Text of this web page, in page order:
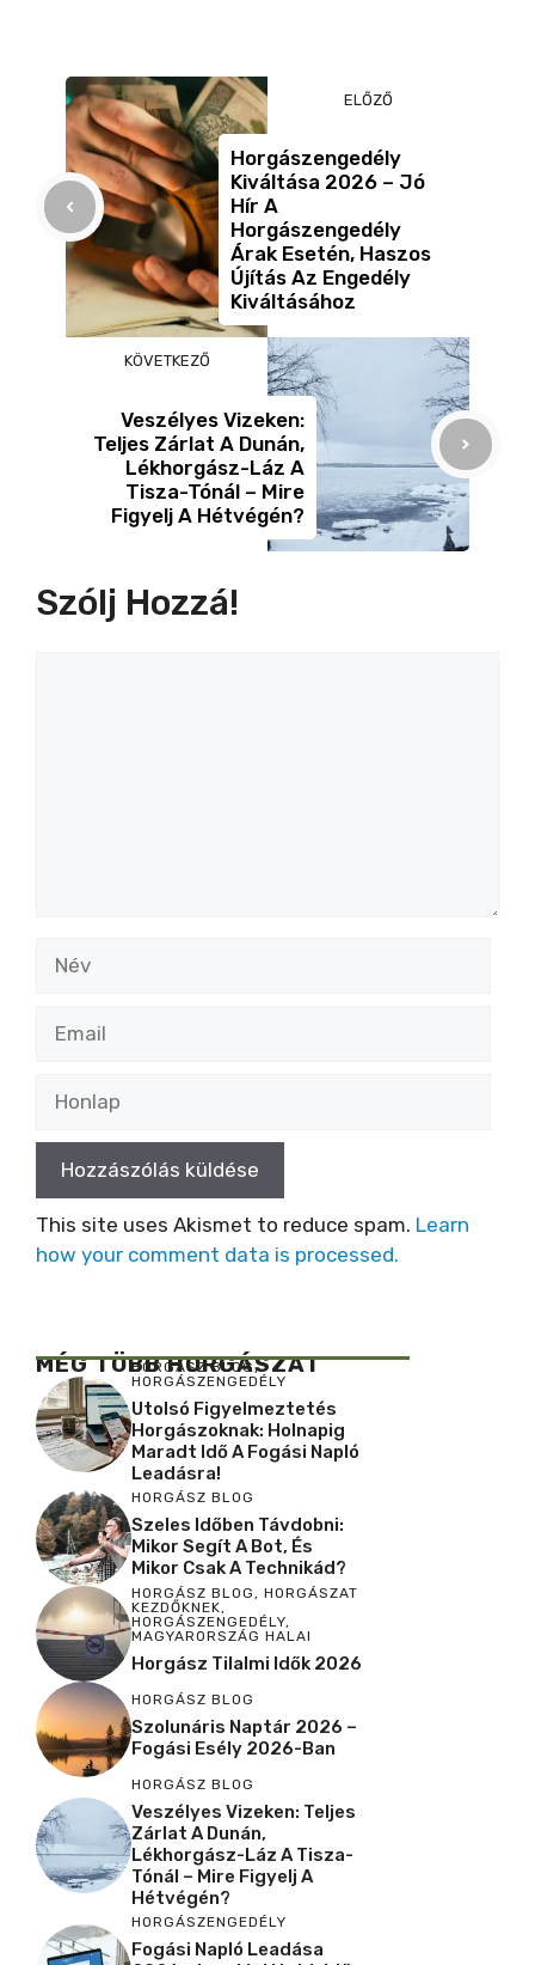
b
o
o
k
n
g
er
ELŐZŐ
Horgászengedély
Kiváltása 2026 – Jó
Hír A
Horgászengedély
Árak Esetén, Haszos
Újítás Az Engedély
Kiváltásához
KÖVETKEZŐ
Veszélyes Vizeken:
Teljes Zárlat A Dunán,
Lékhorgász-Láz A
Tisza-Tónál – Mire
Figyelj A Hétvégén?
Szólj Hozzá!
This site uses Akismet to reduce spam. Learn
how your comment data is processed.
MÉG TÖBB HORGÁSZAT
HORGÁSZ BLOG,
HORGÁSZENGEDÉLY
Utolsó Figyelmeztetés
Horgászoknak: Holnapig
Maradt Idő A Fogási Napló
Leadásra!
HORGÁSZ BLOG
Szeles Időben Távdobni:
Mikor Segít A Bot, És
Mikor Csak A Technikád?
HORGÁSZ BLOG, HORGÁSZAT
KEZDŐKNEK,
HORGÁSZENGEDÉLY,
MAGYARORSZÁG HALAI
Horgász Tilalmi Idők 2026
HORGÁSZ BLOG
Szolunáris Naptár 2026 –
Fogási Esély 2026-Ban
HORGÁSZ BLOG
Veszélyes Vizeken: Teljes
Zárlat A Dunán,
Lékhorgász-Láz A Tisza-
Tónál – Mire Figyelj A
Hétvégén?
HORGÁSZENGEDÉLY
Fogási Napló Leadása